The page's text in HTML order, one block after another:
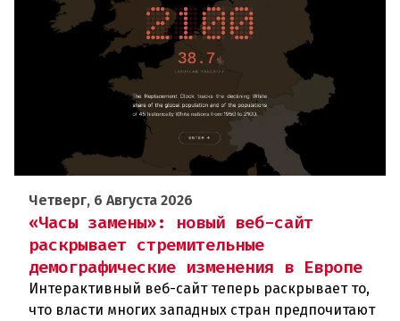
Четверг, 6 Августа 2026
«Часы замены»: новый веб-сайт
раскрывает стремительные
демографические изменения в Европе
Интерактивный веб-сайт теперь раскрывает то,
что власти многих западных стран предпочитают